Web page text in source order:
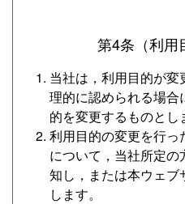
第4条（利用
当社は，利用目的が
理的に認められる場合
的を変更するものとし
利用目的の変更を行
について，当社所定
知し，または本ウェブ
します。